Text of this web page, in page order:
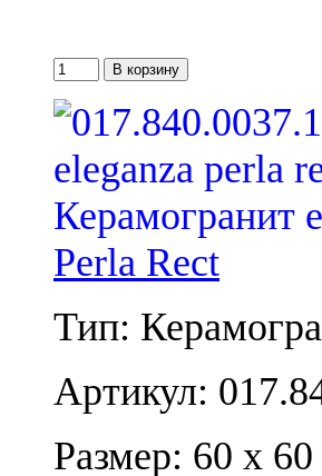
Perla Rect
Тип:
Артикул:
Размер: 60 x